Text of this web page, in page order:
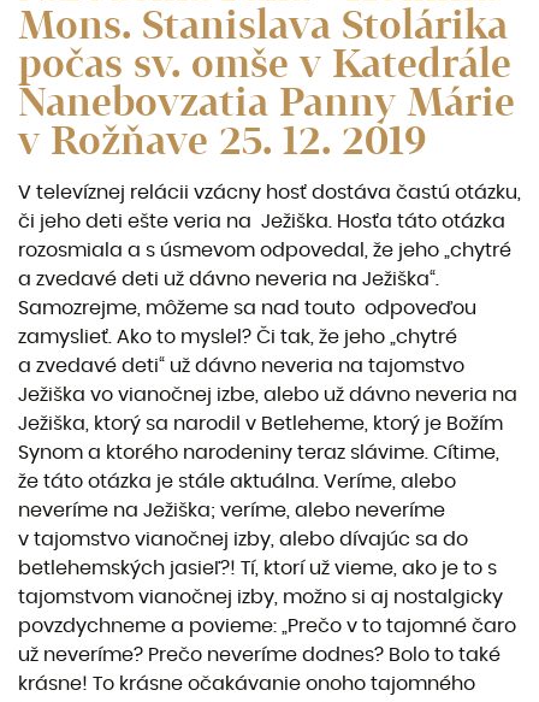
Mons. Stanislava Stolárika
počas sv. omše v Katedrále
Nanebovzatia Panny Márie
v Rožňave 25. 12. 2019
V televíznej relácii vzácny hosť dostáva častú otázku,
či jeho deti ešte veria na Ježiška. Hosťa táto otázka
rozosmiala a s úsmevom odpovedal, že jeho „chytré
a zvedavé deti už dávno neveria na Ježiška“.
Samozrejme, môžeme sa nad touto odpoveďou
zamyslieť. Ako to myslel? Či tak, že jeho „chytré
a zvedavé deti“ už dávno neveria na tajomstvo
Ježiška vo vianočnej izbe, alebo už dávno neveria na
Ježiška, ktorý sa narodil v Betleheme, ktorý je Božím
Synom a ktorého narodeniny teraz slávime. Cítime,
že táto otázka je stále aktuálna. Veríme, alebo
neveríme na Ježiška; veríme, alebo neveríme
v tajomstvo vianočnej izby, alebo dívajúc sa do
betlehemských jasieľ?! Tí, ktorí už vieme, ako je to s
tajomstvom vianočnej izby, možno si aj nostalgicky
povzdychneme a povieme: „Prečo v to tajomné čaro
už neveríme? Prečo neveríme dodnes? Bolo to také
krásne! To krásne očakávanie onoho tajomného